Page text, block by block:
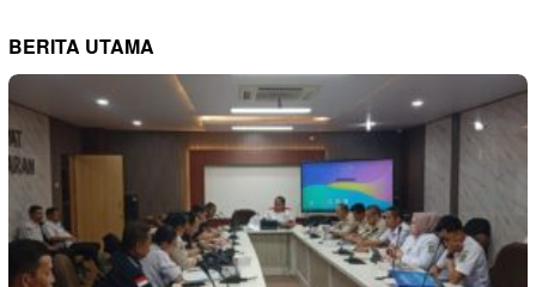
BERITA UTAMA